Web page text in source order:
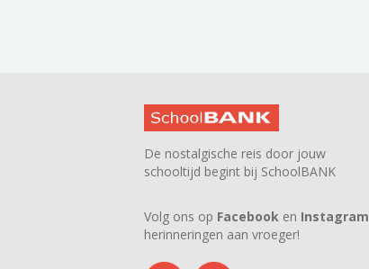
De nostalgische reis door jouw
schooltijd begint bij SchoolBANK
Volg ons op Facebook en Instagram
herinneringen aan vroeger!